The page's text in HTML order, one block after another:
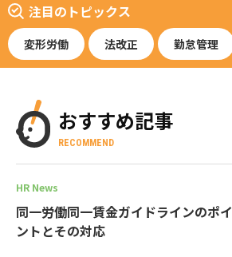
注目のトピックス
変形労働 法改正 勤怠管理
おすすめ記事
RECOMMEND
HR News
同一労働同一賃金ガイドラインのポイ
ントとその対応